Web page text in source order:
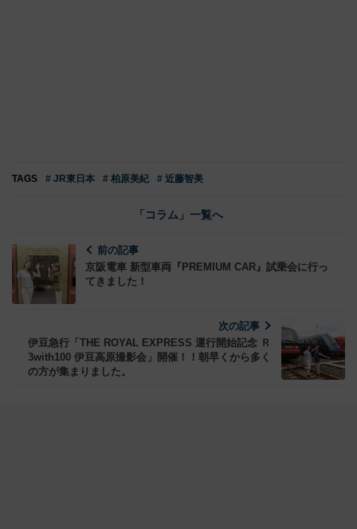
TAGS # JR東日本 # 柏原美紀 # 近藤智美
「コラム」一覧へ
前の記事
京阪電車 新型車両『PREMIUM CAR』試乗会に行っ
てきました！
次の記事
伊豆急行「THE ROYAL EXPRESS 運行開始記念 Ｒ
3with100 伊豆高原撮影会」開催！！朝早くから多く
の方が集まりました。